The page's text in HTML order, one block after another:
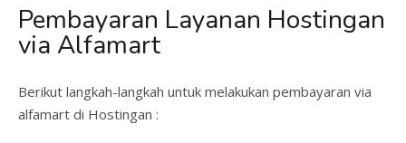
Pembayaran Layanan Hostingan
via Alfamart
Berikut langkah-langkah untuk melakukan pembayaran via
alfamart di Hostingan :